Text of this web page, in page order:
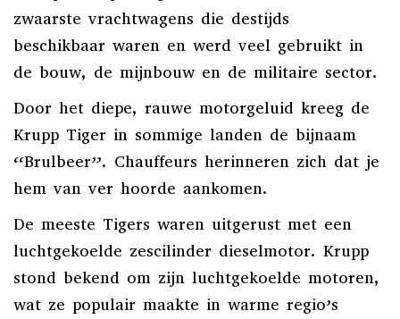
zwaarste vrachtwagens die destijds
beschikbaar waren en werd veel gebruikt in
de bouw, de mijnbouw en de militaire sector.
Door het diepe, rauwe motorgeluid kreeg de
Krupp Tiger in sommige landen de bijnaam
“Brulbeer”. Chauffeurs herinneren zich dat je
hem van ver hoorde aankomen.
De meeste Tigers waren uitgerust met een
luchtgekoelde zescilinder dieselmotor. Krupp
stond bekend om zijn luchtgekoelde motoren,
wat ze populair maakte in warme regio’s